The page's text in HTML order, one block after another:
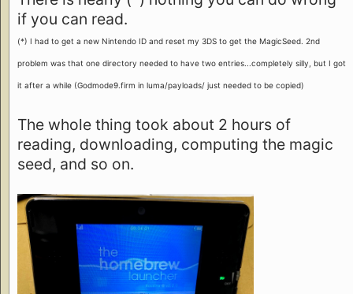
if you can read.
(*) I had to get a new Nintendo ID and reset my 3DS to get the MagicSeed. 2nd
problem was that one directory needed to have two entries...completely silly, but I got
it after a while (Godmode9.firm in luma/payloads/ just needed to be copied)
The whole thing took about 2 hours of
reading, downloading, computing the magic
seed, and so on.